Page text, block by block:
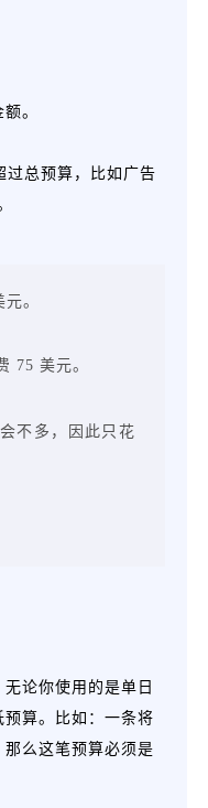
。
过总预算，比如广告
。
75 美元。
不多，因此只花
论你使用的是单日
算。比如：一条将
么这笔预算必须是